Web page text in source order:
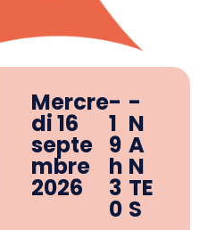
Mercre
di 16
septe
mbre
2026
-
1
9
h
3
0
-
N
A
N
TE
S